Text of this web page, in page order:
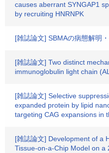
causes aberrant SYNGAP1
by recruiting HNRNPK
[雑誌論文] SBMAの病態解明
[雑誌論文] Two distinct
immunoglobulin light chain
[雑誌論文] Selective
expanded protein by lipid
targeting CAG expansions in
[雑誌論文] Development of a
Tissue-on-a-Chip Model on a